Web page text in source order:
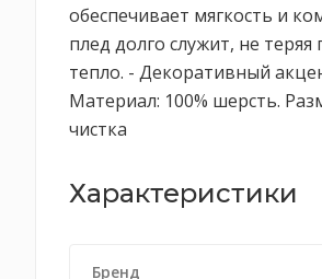
обеспечивает мягкость и
плед долго служит, не
тепло. - Декоративный
Материал: 100% шерсть.
чистка
Характеристики
Бренд